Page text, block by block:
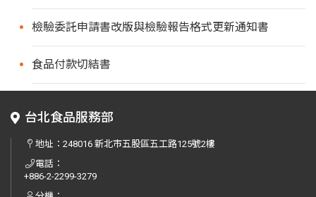
檢驗委託申請書改版與檢驗報告格式更新通知書
食品付款切結書
台北食品服務部
地址：248016 新北市五股區五工路125號2樓
電話：
+886-2-2299-3279